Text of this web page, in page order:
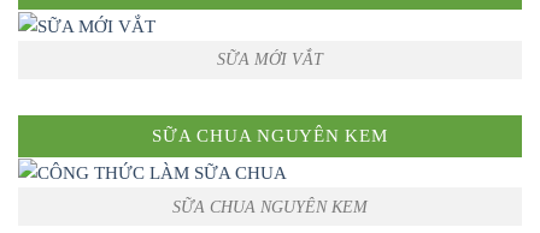
SỮA MỚI VẮT
SỮA CHUA NGUYÊN KEM
SỮA CHUA NGUYÊN KEM